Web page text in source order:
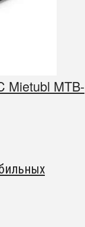
Mietubl MTB-